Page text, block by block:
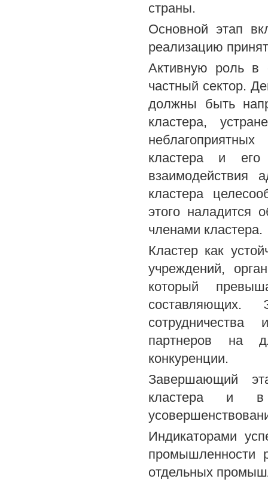
страны.
Основной этап
реализацию
Активную роль в
частный сектор.
должны быть
кластера,
кластера и его
взаимодействия
кластера
этого наладится
членами кластера.
Кластер как
учреждений,
который
составляющих.
сотрудничества
партнеров на
конкуренции.
Завершающий
кластера и в
Индикаторами
промышленности
отдельных